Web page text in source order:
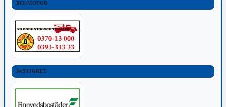
BIL-MOTOR
FASTIGHET